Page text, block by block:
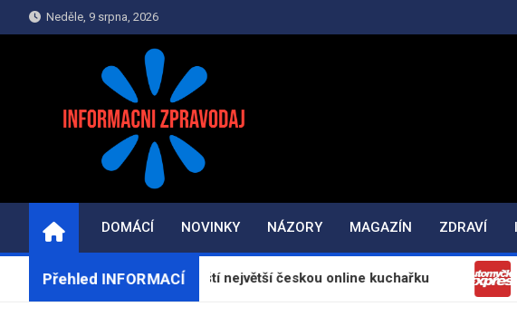
to
Neděle, 9 srpna, 2026
INFORMAČNÍ-
Informace a zpravodajství on-line
DOMÁCÍ
NOVINKY NÁZORY MAGAZÍN ZDRAVÍ
Přehled INFORMACÍ
spouští největší českou online kuchařku Automyčka